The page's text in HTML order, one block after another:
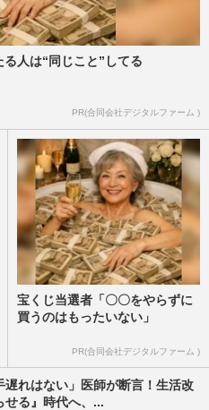
る人は“同じこと”してる
PR(合同会社デジタルファーム )
宝くじ当選者「〇〇をやらずに
買うのはもったいない」
PR(合同会社デジタルファーム )
遅れはない」医師が断言！生活改
せる』時代へ、...